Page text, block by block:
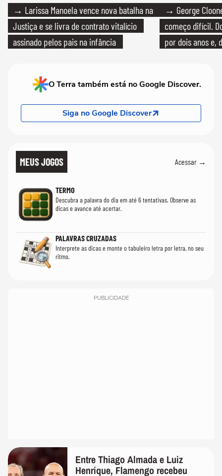
→ Larissa Manoela vence nova batalha na
Justiça e se livra de contrato vitalício
assinado pelos pais na infância
→ George
começo difícil.
por dois anos e,
O Terra também está no Google Discover.
Siga no Google Discover
MEUS JOGOS Acessar →
TERMO
Descubra a palavra do dia em até 6 tentativas. Observe as
dicas e avance até acertar.
PALAVRAS CRUZADAS
Interprete as dicas e monte o tabuleiro letra por letra, no seu
ritmo.
PUBLICIDADE
Entre Thiago Almada e Luiz
Henrique, Flamengo recebeu